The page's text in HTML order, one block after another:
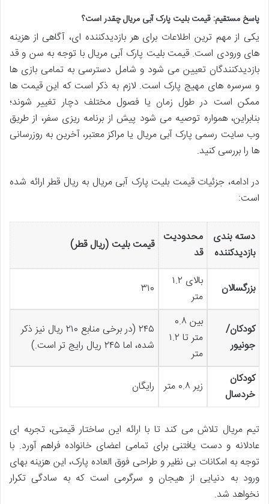
پاسخ مستقیم: قیمت بلیت پارک آبی مریال چقدر است؟
یکی از مهم ترین اطلاعات برای هر بازدیدکننده ای، آگاهی از هزینه
های ورودی است. قیمت بلیت پارک آبی مریال با توجه به سن و قد
بازدیدکنندگان تعیین می شود و شامل دسترسی به تمامی بازی ها
و سرسره های مهیج پارک است. لازم به ذکر است که این قیمت ها
ممکن است در طول زمان یا فصول مختلف دچار تغییر شوند؛
بنابراین، همواره توصیه می شود پیش از برنامه ریزی سفر، از طریق
وب سایت رسمی پارک آبی مریال یا مراکز معتبر، آخرین به روزرسانی
ها را بررسی کنید.
در ادامه، جزئیات قیمت بلیت پارک آبی مریال به ریال قطر ارائه شده
است:
دسته بندی
بازدیدکننده
محدودیت
قد
قیمت بلیت (ریال قطر)
بزرگسالان
بالای ۱.۲
متر
۳۱۰
کودکان/
جونیور
بین ۰.۸
متر تا ۱.۲
متر
۲۴۵ (در برخی منابع ۲۱۰ ریال نیز ذکر
شده، اما ۲۴۵ ریال رایج تر است.)
کودکان
خردسال
زیر ۰.۸ متر رایگان
تیم مریال تلاش می کند تا با ارائه این ساختار قیمتی، تجربه ای
عادلانه و دست یافتنی برای تمامی اعضای خانواده فراهم آورد. با
توجه به امکانات بی نظیر و طراحی فوق العاده پارک، این هزینه بهای
ورود به دنیایی از هیجان و سرگرمی است که به سادگی تکرار
نخواهد شد.